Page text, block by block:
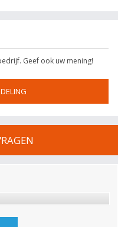
Geef ook uw mening!